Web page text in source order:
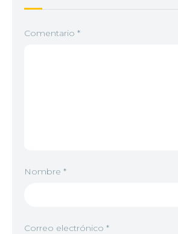
Comentario *
Nombre *
Correo electrónico *